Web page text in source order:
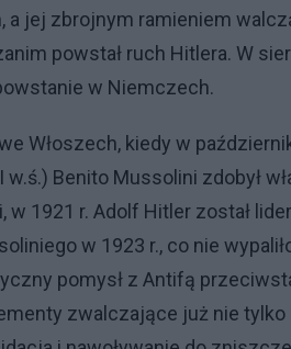
a jej zbrojnym ramieniem
powstał ruch Hitlera. W
w Niemczech.
Włoszech, kiedy w
Benito Mussolini zdobył
1921 r. Adolf Hitler został
w 1923 r., co nie
pomysł z Antifą
zwalczające już nie